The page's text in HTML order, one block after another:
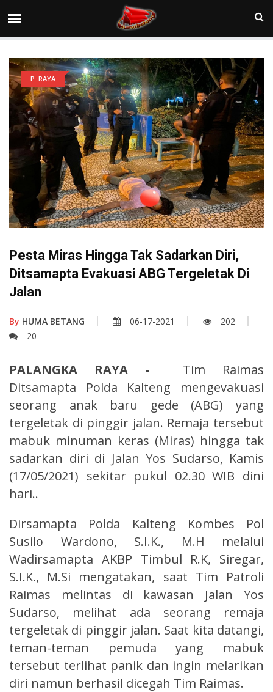
P. RAYA
Pesta Miras Hingga Tak Sadarkan Diri,
Ditsamapta Evakuasi ABG Tergeletak Di
Jalan
By HUMA BETANG 06-17-2021
202
20
PALANGKA RAYA - Tim Raimas
Ditsamapta Polda Kalteng mengevakuasi
seorang anak baru gede (ABG) yang
tergeletak di pinggir jalan. Remaja tersebut
mabuk minuman keras (Miras) hingga tak
sadarkan diri di Jalan Yos Sudarso, Kamis
(17/05/2021) sekitar pukul 02.30 WIB dini
hari..
Dirsamapta Polda Kalteng Kombes Pol
Susilo Wardono, S.I.K., M.H melalui
Wadirsamapta AKBP Timbul R.K, Siregar,
S.I.K., M.Si mengatakan, saat Tim Patroli
Raimas melintas di kawasan Jalan Yos
Sudarso, melihat ada seorang remaja
tergeletak di pinggir jalan. Saat kita datangi,
teman-teman pemuda yang mabuk
tersebut terlihat panik dan ingin melarikan
diri namun berhasil dicegah Tim Raimas.